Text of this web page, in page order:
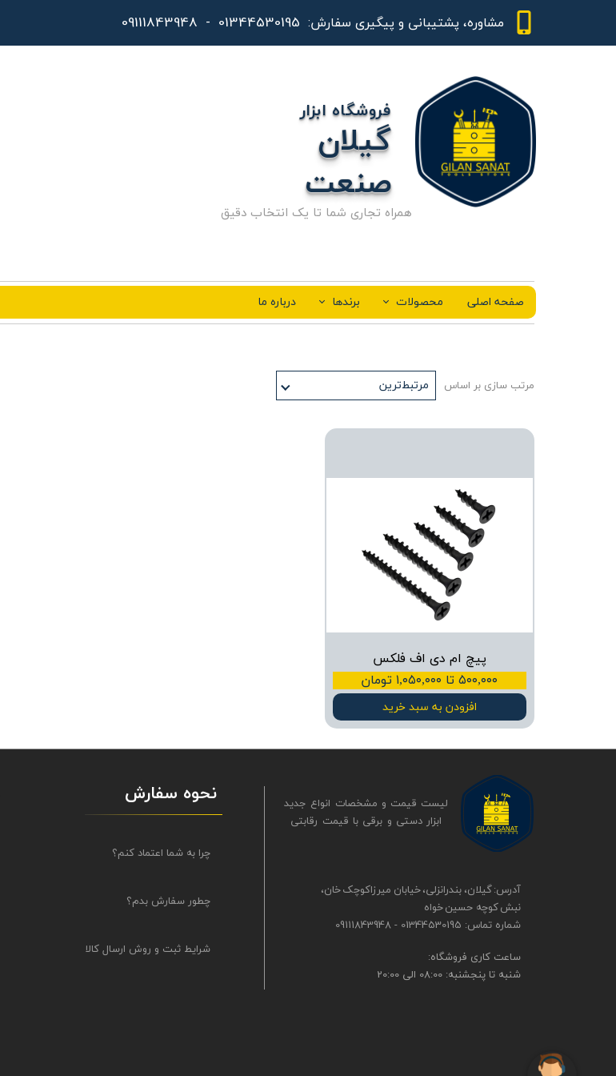
مشاوره، پشتیبانی و پیگیری سفارش:01344530195 - 09111843948
صفحه اصلی محصولات برندها درباره ما
گیلان
صنعت
فروشگاه ابزار
همراه تجاری شما تا یک انتخاب دقیق
مرتب سازی بر اساس مرتبط‌ترین
پیچ ام دی اف فلکس
۵۰۰,۰۰۰ تا ۱,۰۵۰,۰۰۰ تومان
افزودن به سبد خرید
​​ساعت کاری فروشگاه:
شنبه تا پنجشنبه: 08:00 الی 20:00
آدرس: گیلان، بندرانزلی، خیابان میرزاکوچک خان،
نبش کوچه حسین خواه
شماره تماس: 01344530195 - 09111843948
لیست قیمت و مشخصات انواع جدید
ابزار دستی و برقی ​​​​​​​با قیمت رقابتی
نحوه سفارش
چرا به شما اعتماد کنم؟
چطور سفارش بدم؟
شرایط ثبت و روش ارسال کالا